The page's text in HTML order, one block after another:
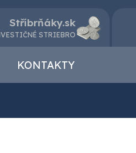
Stříbrňáky.sk
STRIEBRO
KONTAKTY